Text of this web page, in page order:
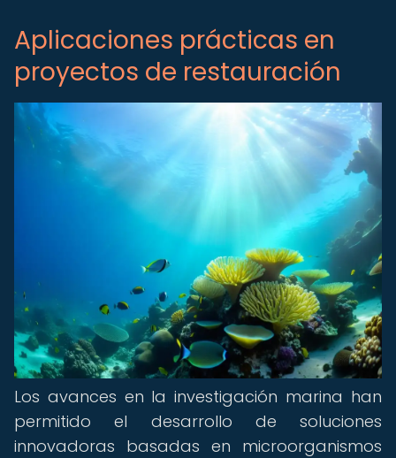
Aplicaciones prácticas en
proyectos de restauración
Los avances en la investigación marina han
permitido el desarrollo de soluciones
innovadoras basadas en microorganismos